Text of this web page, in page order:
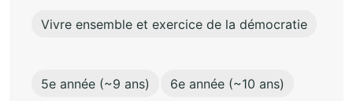
Vivre ensemble et exercice de la démocratie
5e année (~9 ans) 6e année (~10 ans)